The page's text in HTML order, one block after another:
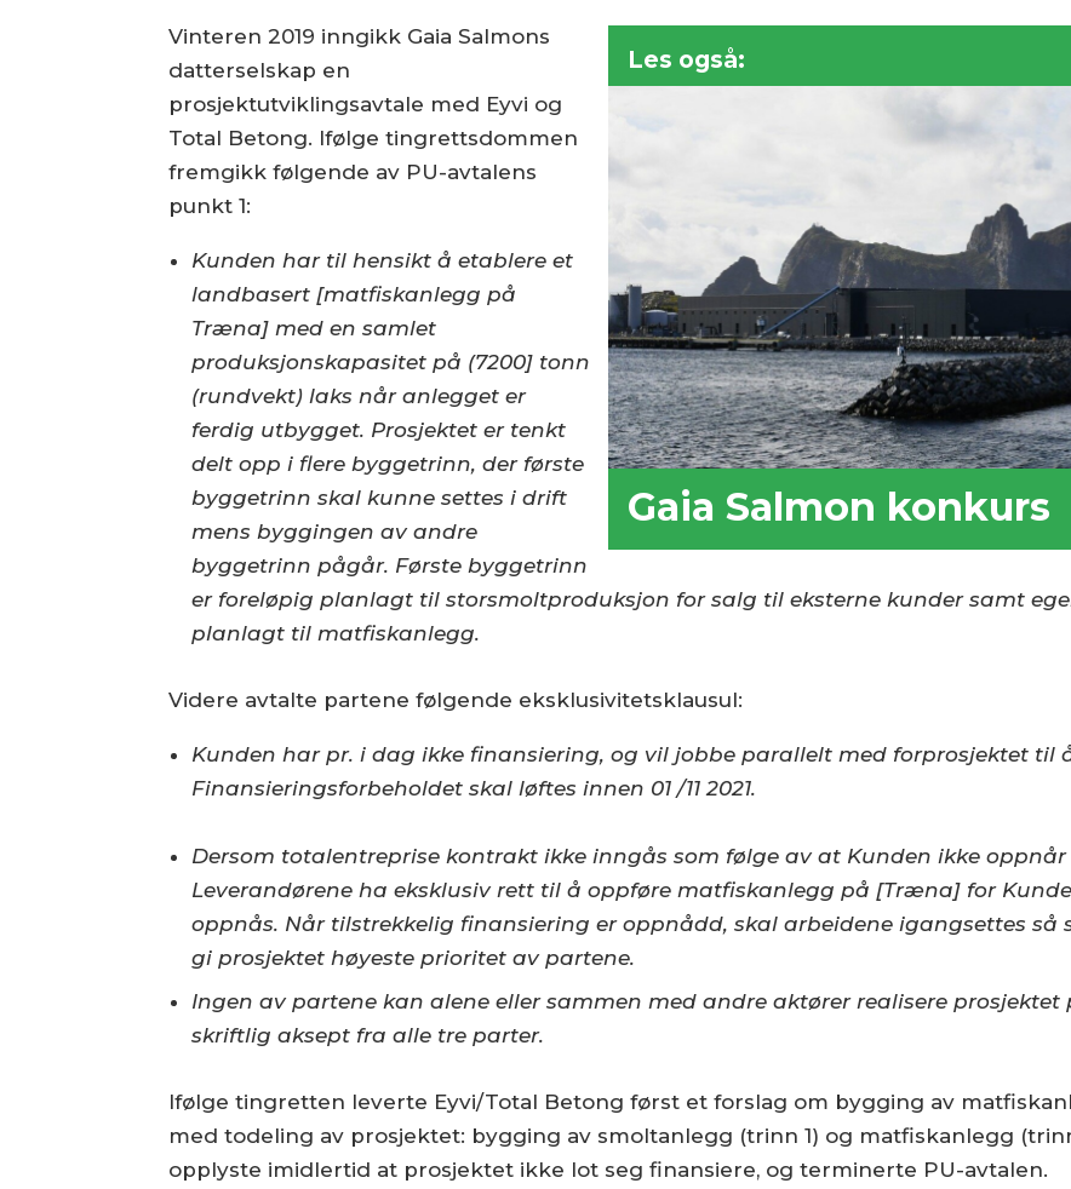
Les også:
Gaia Salmon konkurs
Vinteren 2019 inngikk Gaia Salmons
datterselskap en
prosjektutviklingsavtale med Eyvi og
Total Betong. Ifølge tingrettsdommen
fremgikk følgende av PU-avtalens
punkt 1:
Kunden har til hensikt å etablere et
landbasert [matfiskanlegg på
Træna] med en samlet
produksjonskapasitet på (7200] tonn
(rundvekt) laks når anlegget er
ferdig utbygget. Prosjektet er tenkt
delt opp i flere byggetrinn, der første
byggetrinn skal kunne settes i drift
mens byggingen av andre
byggetrinn pågår. Første byggetrinn
er foreløpig planlagt til storsmoltproduksjon for salg til eksterne kunder samt
planlagt til matfiskanlegg.
Videre avtalte partene følgende eksklusivitetsklausul:
Kunden har pr. i dag ikke finansiering, og vil jobbe parallelt med forprosjektet til
Finansieringsforbeholdet skal løftes innen 01 /11 2021.
Dersom totalentreprise kontrakt ikke inngås som følge av at Kunden ikke
Leverandørene ha eksklusiv rett til å oppføre matfiskanlegg på [Træna] for
oppnås. Når tilstrekkelig finansiering er oppnådd, skal arbeidene igangsettes så
gi prosjektet høyeste prioritet av partene.
Ingen av partene kan alene eller sammen med andre aktører realisere
skriftlig aksept fra alle tre parter.
Ifølge tingretten leverte Eyvi/Total Betong først et forslag om bygging av
med todeling av prosjektet: bygging av smoltanlegg (trinn 1) og matfiskanlegg
opplyste imidlertid at prosjektet ikke lot seg finansiere, og terminerte PU-avtalen.